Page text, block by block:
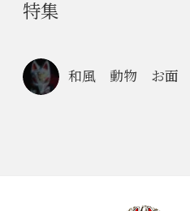
特集
和風 動物 お面